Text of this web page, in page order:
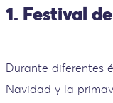
1. Festival
Durante diferentes
Navidad y la